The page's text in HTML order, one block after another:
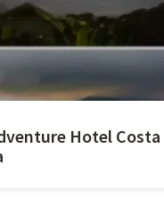
Hotel Costa